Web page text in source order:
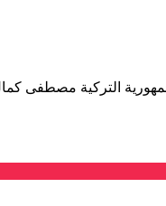
منقبة بعد أن هتفت أثناء مراسم الذكرى